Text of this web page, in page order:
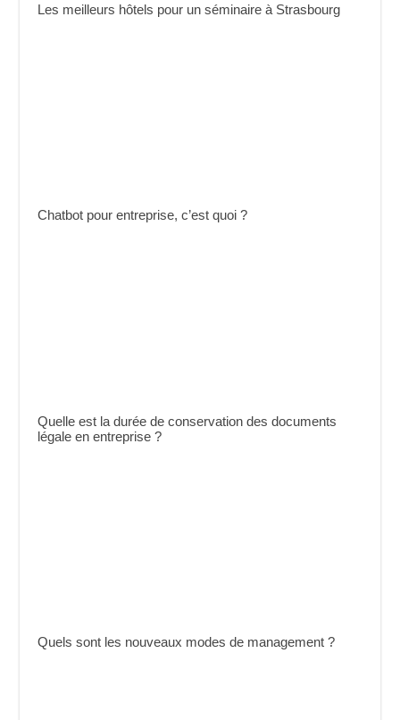
Les meilleurs hôtels pour un séminaire à Strasbourg
Chatbot pour entreprise, c’est quoi ?
Quelle est la durée de conservation des documents
légale en entreprise ?
Quels sont les nouveaux modes de management ?